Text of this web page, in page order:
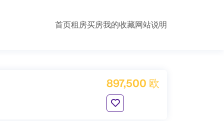
首页租房买房我的收藏网站说明
897,500 欧